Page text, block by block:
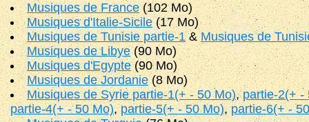
Musiques de France (102 Mo)
Musiques d'Italie-Sicile(17 Mo)
Musiques de Tunisie partie-1& Musiques de
Musiques de Libye(90 Mo)
Musiques d'Egypte(90 Mo)
Musiques de Jordanie(8 Mo)
Musiques de Syrie partie-1(+ - 50 Mo),partie-2(+ -
partie-4(+ - 50 Mo),partie-5(+ - 50 Mo),partie-6(+ -